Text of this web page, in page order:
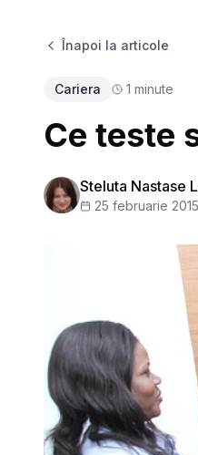
Înapoi la articole
Cariera 1 minute
Ce teste
Steluta Nastase
25 februarie 2015